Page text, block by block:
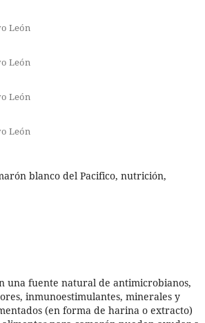
León
León
León
León
blanco del Pacifico, nutrición,
una fuente natural de antimicrobianos,
inmunoestimulantes, minerales y
(en forma de harina o extracto)